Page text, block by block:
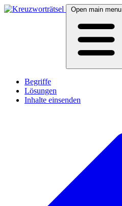
Open main menu
Begriffe
Lösungen
Inhalte einsenden